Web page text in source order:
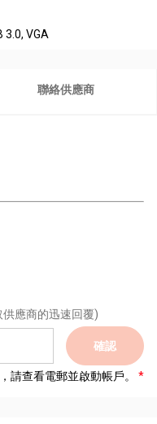
3.0, VGA
聯絡供應商
應商的迅速回覆)
確認
請查看電郵並啟動帳戶。